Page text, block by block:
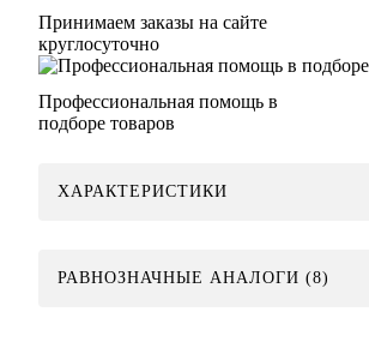
Принимаем заказы на сайте
круглосуточно
Профессиональная помощь в
подборе товаров
ХАРАКТЕРИСТИКИ
РАВНОЗНАЧНЫЕ АНАЛОГИ (8)